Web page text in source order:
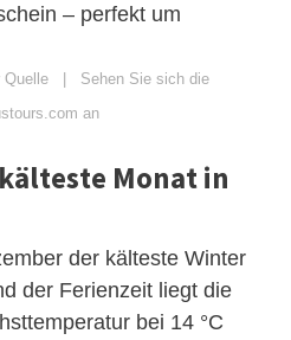
– perfekt um
Quelle | Sehen Sie sich die
an
Monat in
der kälteste Winter
der Ferienzeit liegt die
bei 14 °C